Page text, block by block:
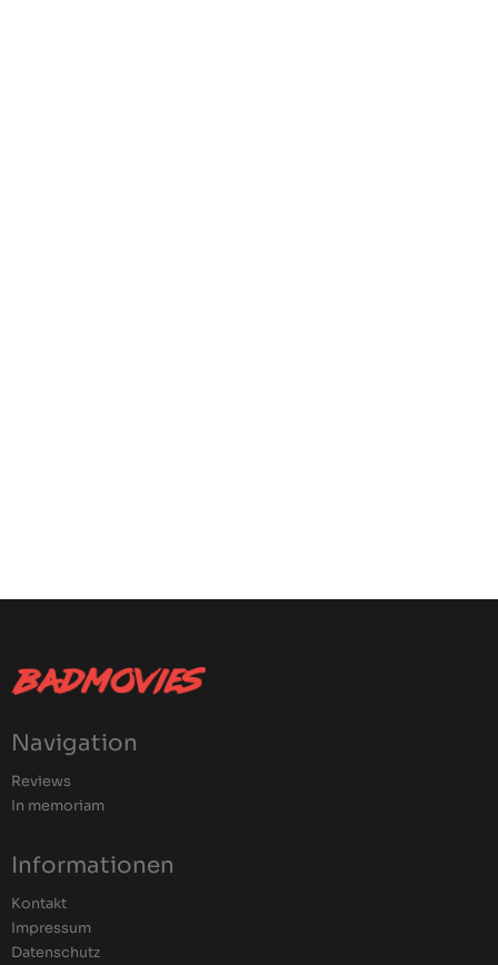
Navigation
Reviews
In memoriam
Informationen
Kontakt
Impressum
Datenschutz